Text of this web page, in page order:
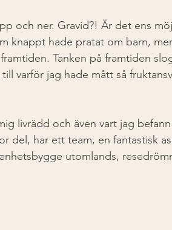
och ner. Gravid?! Är det ens
knappt hade pratat om barn,
Tanken på framtiden
varför jag hade mått så
livrädd och även vart jag
del, har ett team, en fantastisk
utomlands,